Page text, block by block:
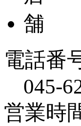
電話番
045-
営業時